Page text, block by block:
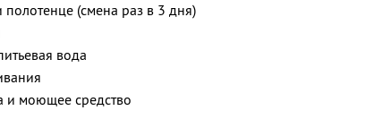
полотенце (смена раз в 3 дня)
вода
и моющее средство